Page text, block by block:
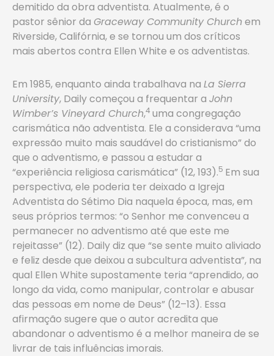
demitido da obra adventista. Atualmente, é o
pastor sênior da Graceway Community Church em
Riverside, Califórnia, e se tornou um dos críticos
mais abertos contra Ellen White e os adventistas.
Em 1985, enquanto ainda trabalhava na La Sierra
University, Daily começou a frequentar a John
Wimber’s Vineyard Church,4 uma congregação
carismática não adventista. Ele a considerava “uma
expressão muito mais saudável do cristianismo” do
que o adventismo, e passou a estudar a
“experiência religiosa carismática” (12, 193).5 Em sua
perspectiva, ele poderia ter deixado a Igreja
Adventista do Sétimo Dia naquela época, mas, em
seus próprios termos: “o Senhor me convenceu a
permanecer no adventismo até que este me
rejeitasse” (12). Daily diz que “se sente muito aliviado
e feliz desde que deixou a ­subcultura adventista”, na
qual Ellen White supostamente teria “aprendido, ao
longo da vida, como manipular, controlar e abusar
das pessoas em nome de Deus” (12–13). Essa
afirmação sugere que o autor acredita que
abandonar o adventismo é a melhor maneira de se
livrar de tais influências imorais.